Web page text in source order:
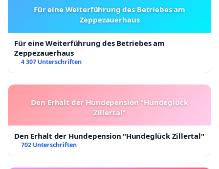
Für eine Weiterführung des Betriebes am
Zeppezauerhaus
Für eine Weiterführung des Betriebes am
Zeppezauerhaus
4 307 Unterschriften
Den Erhalt der Hundepension "Hundeglück
Zillertal"
Den Erhalt der Hundepension "Hundeglück Zillertal"
702 Unterschriften